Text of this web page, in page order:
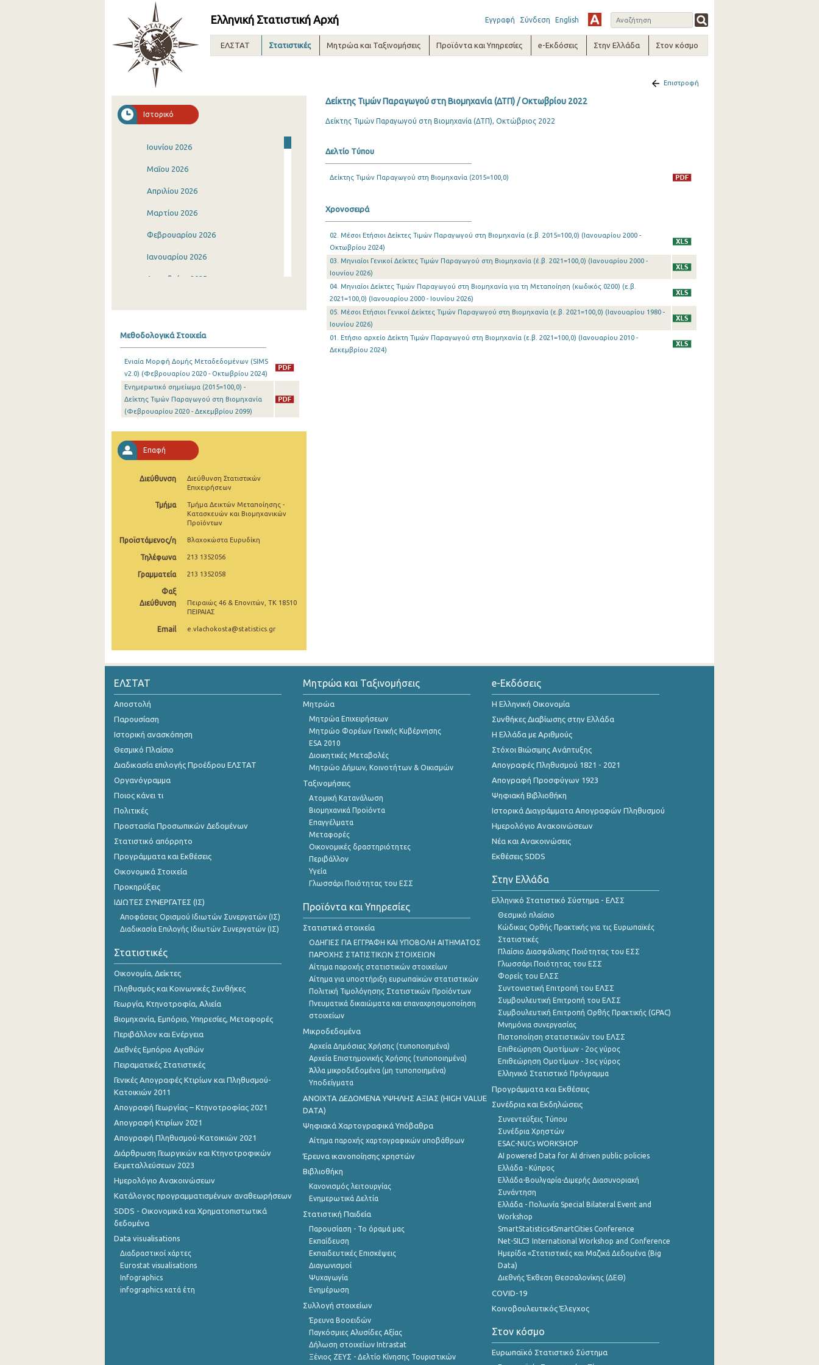
Ελληνική Στατιστική Αρχή Εγγραφή Σύνδεση English
ΕΛΣΤΑΤ Στατιστικές Μητρώα και Ταξινομήσεις Προϊόντα και Υπηρεσίες e-Εκδόσεις Στην Ελλάδα Στον κόσμο
Ιστορικό
Ιουνίου 2026
Μαΐου 2026
Απριλίου 2026
Μαρτίου 2026
Φεβρουαρίου 2026
Ιανουαρίου 2026
Δεκεμβρίου 2025
Αυγούστου 2025
Ιουλίου 2025
Ιουνίου 2025
Μαΐου 2025
Απριλίου 2025
Μαρτίου 2025
Ιανουαρίου 2025
Δεκεμβρίου 2024
Νοεμβρίου 2024
Οκτωβρίου 2024
Σεπτεμβρίου 2024
Αυγούστου 2024
Ιουλίου 2024
Μαΐου 2024
Απριλίου 2024
Μαρτίου 2024
Φεβρουαρίου 2024
Ιανουαρίου 2024
Νοεμβρίου 2023
Σεπτεμβρίου 2023
Αυγούστου 2023
Ιουλίου 2023
Μαΐου 2023
Απριλίου 2023
Μαρτίου 2023
Φεβρουαρίου 2023
Ιανουαρίου 2023
Δεκεμβρίου 2022
Νοεμβρίου 2022
Οκτωβρίου 2022
Σεπτεμβρίου 2022
Αυγούστου 2022
Ιουλίου 2022
Ιουνίου 2022
Μαΐου 2022
Απριλίου 2022
Μαρτίου 2022
Φεβρουαρίου 2022
Μεθοδολογικά Στοιχεία
Ενιαία Μορφή Δομής Μεταδεδομένων (SIMS
v2.0) (Φεβρουαρίου 2020 - Οκτωβρίου 2024)
Eνημερωτικό σημείωμα (2015=100,0) -
Δείκτης Τιμών Παραγωγού στη Βιομηχανία
(Φεβρουαρίου 2020 - Δεκεμβρίου 2099)
Επαφή
Διεύθυνση
Διεύθυνση Στατιστικών
Επιχειρήσεων
Τμήμα
Τμήμα Δεικτών Μεταποίησης -
Κατασκευών και Βιομηχανικών
Προϊόντων
Προϊστάμενος/η Βλαχοκώστα Ευρυδίκη
Τηλέφωνα 213 1352056
Γραμματεία 213 1352058
Φαξ
Διεύθυνση
Πειραιώς 46 & Επονιτών, ΤΚ 18510
ΠΕΙΡΑΙΑΣ
Email e.vlachokosta@statistics.gr
Επιστροφή
Δείκτης Τιμών Παραγωγού στη Βιομηχανία (ΔΤΠ) / Οκτωβρίου 2022
Δείκτης Τιμών Παραγωγού στη Βιομηχανία (ΔΤΠ), Οκτώβριος 2022
Δελτίο Τύπου
Δείκτης Τιμών Παραγωγού στη Βιομηχανία (2015=100,0)
Χρονοσειρά
02. Μέσοι Ετήσιοι Δείκτες Τιμών Παραγωγού στη Βιομηχανία (ε.β. 2015=100,0) (Ιανουαρίου 2000 -
Οκτωβρίου 2024)
03. Μηνιαίοι Γενικοί Δείκτες Τιμών Παραγωγού στη Βιομηχανία (έ.β. 2021=100,0) (Ιανουαρίου 2000 -
Ιουνίου 2026)
04. Μηνιαίοι Δείκτες Τιμών Παραγωγού στη Βιομηχανία για τη Μεταποίηση (κωδικός 0200) (ε.β.
2021=100,0) (Ιανουαρίου 2000 - Ιουνίου 2026)
05. Μέσοι Ετήσιοι Γενικοί Δείκτες Τιμών Παραγωγού στη Βιομηχανία (ε.β. 2021=100,0) (Ιανουαρίου 1980 -
Ιουνίου 2026)
01. Ετήσιο αρχείο Δείκτη Τιμών Παραγωγού στη Βιομηχανία (ε.β. 2021=100,0) (Ιανουαρίου 2010 -
Δεκεμβρίου 2024)
ΕΛΣΤΑΤ
Αποστολή
Παρουσίαση
Ιστορική ανασκόπηση
Θεσμικό Πλαίσιο
Διαδικασία επιλογής Προέδρου ΕΛΣΤΑΤ
Οργανόγραμμα
Ποιος κάνει τι
Πολιτικές
Προστασία Προσωπικών Δεδομένων
Στατιστικό απόρρητο
Προγράμματα και Εκθέσεις
Οικονομικά Στοιχεία
Προκηρύξεις
ΙΔΙΩΤΕΣ ΣΥΝΕΡΓΑΤΕΣ (ΙΣ)
Αποφάσεις Ορισμού Ιδιωτών Συνεργατών (ΙΣ)
Διαδικασία Επιλογής Ιδιωτών Συνεργατών (ΙΣ)
Στατιστικές
Οικονομία, Δείκτες
Πληθυσμός και Κοινωνικές Συνθήκες
Γεωργία, Κτηνοτροφία, Αλιεία
Βιομηχανία, Εμπόριο, Υπηρεσίες, Μεταφορές
Περιβάλλον και Ενέργεια
Διεθνές Εμπόριο Αγαθών
Πειραματικές Στατιστικές
Γενικές Απογραφές Κτιρίων και Πληθυσμού-
Κατοικιών 2011
Απογραφή Γεωργίας – Κτηνοτροφίας 2021
Απογραφή Κτιρίων 2021
Απογραφή Πληθυσμού-Κατοικιών 2021
Διάρθρωση Γεωργικών και Κτηνοτροφικών
Εκμεταλλεύσεων 2023
Ημερολόγιο Ανακοινώσεων
Κατάλογος προγραμματισμένων αναθεωρήσεων
SDDS - Οικονομικά και Χρηματοπιστωτικά
δεδομένα
Data visualisations
Διαδραστικοί χάρτες
Eurostat visualisations
Infographics
infographics κατά έτη
Μητρώα και Ταξινομήσεις
Μητρώα
Μητρώα Επιχειρήσεων
Μητρώο Φορέων Γενικής Κυβέρνησης
ESA 2010
Διοικητικές Μεταβολές
Μητρώο Δήμων, Κοινοτήτων & Οικισμών
Ταξινομήσεις
Ατομική Κατανάλωση
Βιομηχανικά Προϊόντα
Επαγγέλματα
Μεταφορές
Οικονομικές δραστηριότητες
Περιβάλλον
Υγεία
Γλωσσάρι Ποιότητας του ΕΣΣ
Προϊόντα και Υπηρεσίες
Στατιστικά στοιχεία
ΟΔΗΓΙΕΣ ΓΙΑ ΕΓΓΡΑΦΗ ΚΑΙ ΥΠΟΒΟΛΗ ΑΙΤΗΜΑΤΟΣ
ΠΑΡΟΧΗΣ ΣΤΑΤΙΣΤΙΚΩΝ ΣΤΟΙΧΕΙΩΝ
Αίτημα παροχής στατιστικών στοιχείων
Αίτημα για υποστήριξη ευρωπαϊκών στατιστικών
Πολιτική Τιμολόγησης Στατιστικών Προϊόντων
Πνευματικά δικαιώματα και επαναχρησιμοποίηση
στοιχείων
Μικροδεδομένα
Αρχεία Δημόσιας Χρήσης (τυποποιημένα)
Αρχεία Επιστημονικής Χρήσης (τυποποιημένα)
Άλλα μικροδεδομένα (μη τυποποιημένα)
Υποδείγματα
ANOIXTA ΔΕΔΟΜΕΝΑ ΥΨΗΛΗΣ ΑΞΙΑΣ (HIGH VALUE
DATA)
Ψηφιακά Χαρτογραφικά Υπόβαθρα
Αίτημα παροχής χαρτογραφικών υποβάθρων
Έρευνα ικανοποίησης χρηστών
Βιβλιοθήκη
Κανονισμός λειτουργίας
Ενημερωτικά Δελτία
Στατιστική Παιδεία
Παρουσίαση - Το όραμά μας
Εκπαίδευση
Εκπαιδευτικές Επισκέψεις
Διαγωνισμοί
Ψυχαγωγία
Ενημέρωση
Συλλογή στοιχείων
Έρευνα Βοοειδών
Παγκόσμιες Αλυσίδες Αξίας
Δήλωση στοιχείων Intrastat
Ξένιος ΖΕΥΣ - Δελτίο Κίνησης Τουριστικών
e-Εκδόσεις
Η Ελληνική Οικονομία
Συνθήκες Διαβίωσης στην Ελλάδα
Η Ελλάδα με Αριθμούς
Στόχοι Βιώσιμης Ανάπτυξης
Απογραφές Πληθυσμού 1821 - 2021
Απογραφή Προσφύγων 1923
Ψηφιακή Βιβλιοθήκη
Ιστορικά Διαγράμματα Απογραφών Πληθυσμού
Ημερολόγιο Ανακοινώσεων
Νέα και Ανακοινώσεις
Εκθέσεις SDDS
Στην Ελλάδα
Ελληνικό Στατιστικό Σύστημα - ΕΛΣΣ
Θεσμικό πλαίσιο
Κώδικας Ορθής Πρακτικής για τις Ευρωπαϊκές
Στατιστικές
Πλαίσιο Διασφάλισης Ποιότητας του ΕΣΣ
Γλωσσάρι Ποιότητας του ΕΣΣ
Φορείς του ΕΛΣΣ
Συντονιστική Επιτροπή του ΕΛΣΣ
Συμβουλευτική Επιτροπή του ΕΛΣΣ
Συμβουλευτική Επιτροπή Ορθής Πρακτικής (GPAC)
Μνημόνια συνεργασίας
Πιστοποίηση στατιστικών του ΕΛΣΣ
Επιθεώρηση Ομοτίμων - 2ος γύρος
Επιθεώρηση Ομοτίμων - 3ος γύρος
Ελληνικό Στατιστικό Πρόγραμμα
Προγράμματα και Εκθέσεις
Συνέδρια και Εκδηλώσεις
Συνεντεύξεις Τύπου
Συνέδρια Χρηστών
ESAC-NUCs WORKSHOP
AI powered Data for AI driven public policies
Ελλάδα - Κύπρος
Ελλάδα-Βουλγαρία-Διμερής Διασυνοριακή
Συνάντηση
Ελλάδα - Πολωνία Special Bilateral Event and
Workshop
SmartStatistics4SmartCities Conference
Net-SILC3 International Workshop and Conference
Ημερίδα «Στατιστικές και Μαζικά Δεδομένα (Big
Data)
Διεθνής Έκθεση Θεσσαλονίκης (ΔΕΘ)
COVID-19
Κοινοβουλευτικός Έλεγχος
Στον κόσμο
Ευρωπαϊκό Στατιστικό Σύστημα